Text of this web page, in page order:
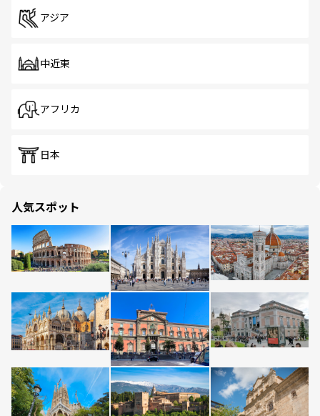
アジア
中近東
アフリカ
日本
人気スポット